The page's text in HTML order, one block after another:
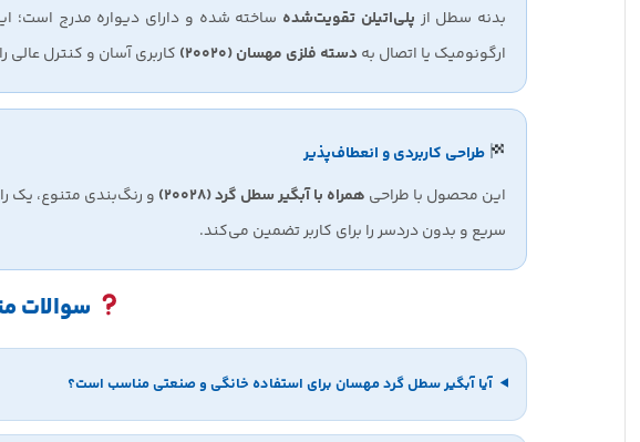
بدنه سطل از پلی‌اتیلن تقویت‌شده ساخته شده و دارای دیواره مدرج است؛
ارگونومیک یا اتصال به دسته فلزی مهسان (20020) کاربری آسان و کنترل عالی
طراحی کاربردی و انعطاف‌پذیر
این محصول با طراحی همراه با آبگیر سطل گرد (20028)
و رنگ‌بندی متنوع، یک
سریع و بدون دردسر را برای کاربر تضمین می‌کند.
سوالات
آیا آبگیر سطل گرد مهسان برای استفاده خانگی و صنعتی مناسب است؟